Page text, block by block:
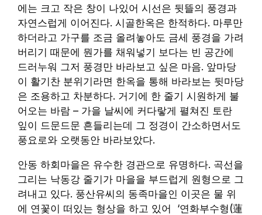
에는 크고 작은 창이 나있어 시선은 뒷뜰의 풍경과
자연스럽게 이어진다. 시골한옥은 한적하다. 마루만
하더라고 가구를 조금 올려놓아도 금세 풍경을 가려
버리기 때문에 뭔가를 채워넣기 보다는 빈 공간에
드러누워 그저 풍경만 바라보고 싶은 마음. 앞마당
이 활기찬 분위기라면 한옥을 통해 바라보는 뒷마당
은 조용하고 차분하다. 거기에 한 줄기 시원하게 불
어오는 바람 – 가을 날씨에 커다랗게 펼쳐진 토란
잎이 드문드문 흔들리는데 그 정경이 간소하면서도
풍요로와 오랫동안 바라보았다.
안동 하회마을은 유수한 경관으로 유명하다. 곡선을
그리는 낙동강 줄기가 마을을 부드럽게 원형으로 그
려내고 있다. 풍산유씨의 동족마을인 이곳은 물 위
에 연꽃이 떠있는 형상을 하고 있어 ‘연화부수형(蓮